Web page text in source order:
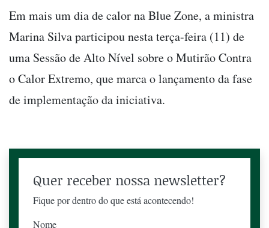
Em mais um dia de calor na Blue Zone, a ministra
Marina Silva participou nesta terça-feira (11) de
uma Sessão de Alto Nível sobre o Mutirão Contra
o Calor Extremo, que marca o lançamento da fase
de implementação da iniciativa.
Quer receber nossa newsletter?
Fique por dentro do que está acontecendo!
Nome